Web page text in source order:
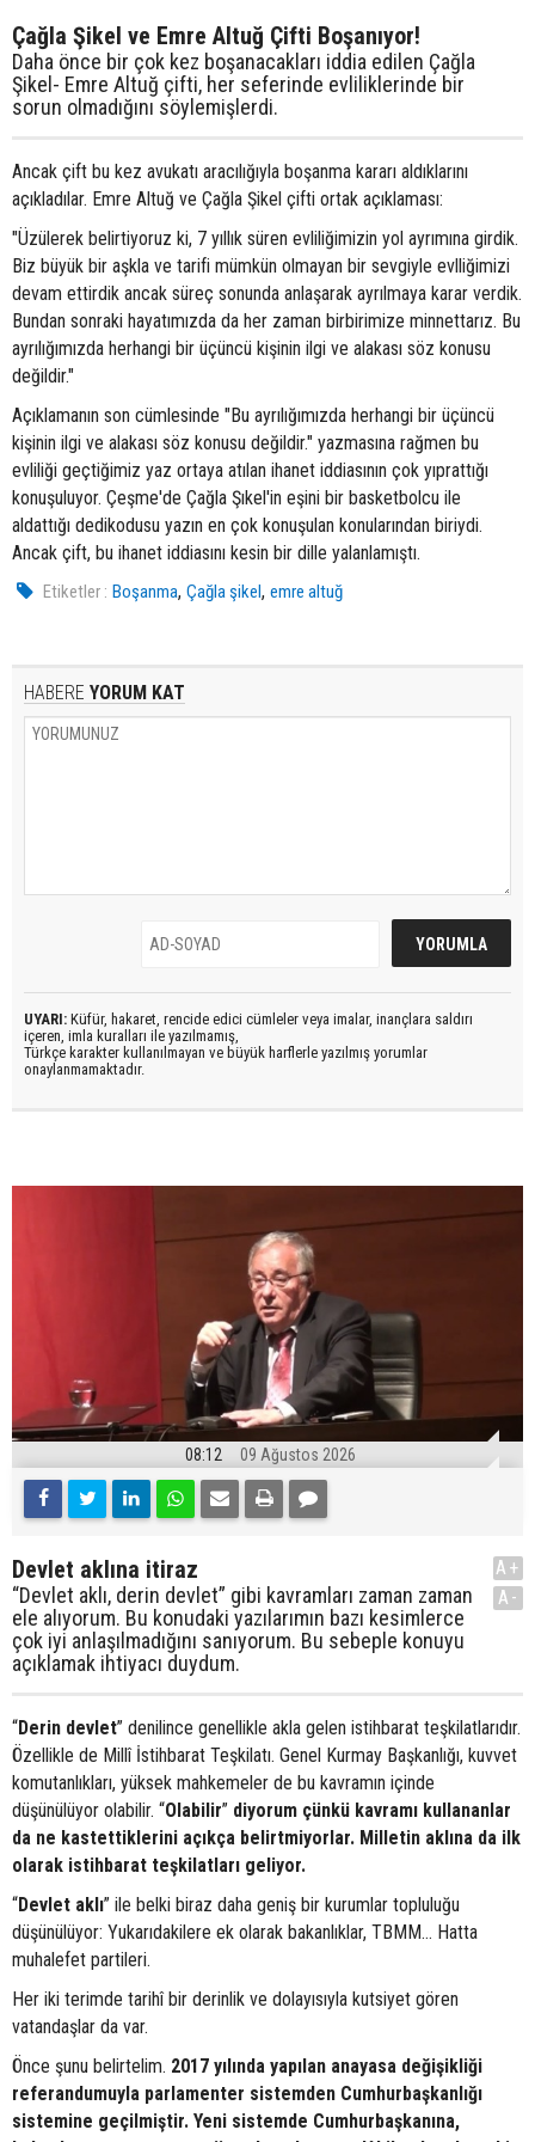
Çağla Şikel ve Emre Altuğ Çifti Boşanıyor!
Daha önce bir çok kez boşanacakları iddia edilen Çağla
Şikel- Emre Altuğ çifti, her seferinde evliliklerinde bir
sorun olmadığını söylemişlerdi.
Ancak çift bu kez avukatı aracılığıyla boşanma kararı aldıklarını
açıkladılar. Emre Altuğ ve Çağla Şikel çifti ortak açıklaması:
"Üzülerek belirtiyoruz ki, 7 yıllık süren evliliğimizin yol ayrımına girdik.
Biz büyük bir aşkla ve tarifi mümkün olmayan bir sevgiyle evlliğimizi
devam ettirdik ancak süreç sonunda anlaşarak ayrılmaya karar verdik.
Bundan sonraki hayatımızda da her zaman birbirimize minnettarız. Bu
ayrılığımızda herhangi bir üçüncü kişinin ilgi ve alakası söz konusu
değildir."
Açıklamanın son cümlesinde "Bu ayrılığımızda herhangi bir üçüncü
kişinin ilgi ve alakası söz konusu değildir." yazmasına rağmen bu
evliliği geçtiğimiz yaz ortaya atılan ihanet iddiasının çok yıprattığı
konuşuluyor. Çeşme'de Çağla Şıkel'in eşini bir basketbolcu ile
aldattığı dedikodusu yazın en çok konuşulan konularından biriydi.
Ancak çift, bu ihanet iddiasını kesin bir dille yalanlamıştı.
Etiketler : Boşanma,Çağla şikel,emre altuğ
HABERE YORUM KAT
UYARI: Küfür, hakaret, rencide edici cümleler veya imalar, inançlara saldırı
içeren, imla kuralları ile yazılmamış,
Türkçe karakter kullanılmayan ve büyük harflerle yazılmış yorumlar
onaylanmamaktadır.
08:12 09 Ağustos 2026
Devlet aklına itiraz
“Devlet aklı, derin devlet” gibi kavramları zaman zaman
ele alıyorum. Bu konudaki yazılarımın bazı kesimlerce
çok iyi anlaşılmadığını sanıyorum. Bu sebeple konuyu
açıklamak ihtiyacı duydum.
A+
A-
“Derin devlet” denilince genellikle akla gelen istihbarat teşkilatlarıdır.
Özellikle de Millî İstihbarat Teşkilatı. Genel Kurmay Başkanlığı, kuvvet
komutanlıkları, yüksek mahkemeler de bu kavramın içinde
düşünülüyor olabilir. “Olabilir” diyorum çünkü kavramı kullananlar
da ne kastettiklerini açıkça belirtmiyorlar. Milletin aklına da ilk
olarak istihbarat teşkilatları geliyor.
“Devlet aklı” ile belki biraz daha geniş bir kurumlar topluluğu
düşünülüyor: Yukarıdakilere ek olarak bakanlıklar, TBMM… Hatta
muhalefet partileri.
Her iki terimde tarihî bir derinlik ve dolayısıyla kutsiyet gören
vatandaşlar da var.
Önce şunu belirtelim. 2017 yılında yapılan anayasa değişikliği
referandumuyla parlamenter sistemden Cumhurbaşkanlığı
sistemine geçilmiştir. Yeni sistemde Cumhurbaşkanına,